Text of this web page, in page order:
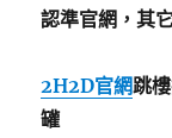
認準官網，其
2H2D官網跳
罐